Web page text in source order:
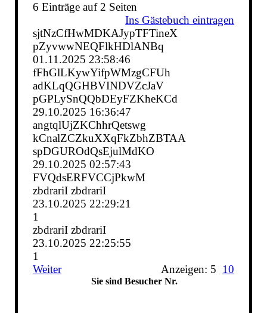
6 Einträge auf 2 Seiten
Ins Gästebuch eintragen
sjtNzCfHwMDKAJypTFTineX
pZyvwwNEQFlkHDlANBq
01.11.2025 23:58:46
fFhGlLKywYifpWMzgCFUh
adKLqQGHBVINDVZcJaV
pGPLySnQQbDEyFZKheKCd
29.10.2025 16:36:47
angtqlUjZKChhrQetswg
kCnalZCZkuXXqFkZbhZBTAA
spDGUROdQsEjulMdKO
29.10.2025 02:57:43
FVQdsERFVCCjPkwM
zbdrariI zbdrariI
23.10.2025 22:29:21
1
zbdrariI zbdrariI
23.10.2025 22:25:55
1
Weiter
Anzeigen: 5 10
Sie sind Besucher Nr.